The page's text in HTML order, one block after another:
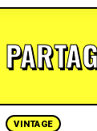
VINTAGE